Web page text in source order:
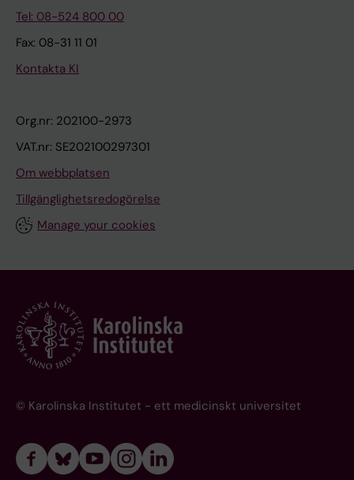
Tel: 08-524 800 00
Fax: 08-31 11 01
Kontakta KI
Org.nr: 202100-2973
VAT.nr: SE202100297301
Om webbplatsen
Tillgänglighetsredogörelse
Manage your cookies
© Karolinska Institutet - ett medicinskt universitet